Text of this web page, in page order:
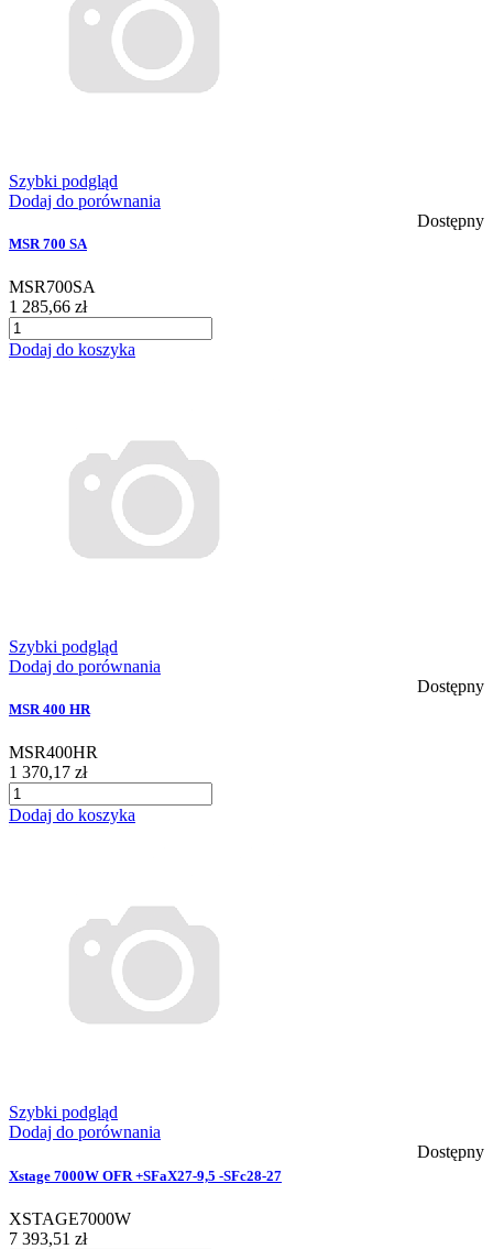
Szybki podgląd
Dodaj do porównania
Dostępny
MSR 700 SA
MSR700SA
1 285,66 zł
Dodaj do koszyka
Szybki podgląd
Dodaj do porównania
Dostępny
MSR 400 HR
MSR400HR
1 370,17 zł
Dodaj do koszyka
Szybki podgląd
Dodaj do porównania
Dostępny
Xstage 7000W OFR +SFaX27-9,5 -SFc28-27
XSTAGE7000W
7 393,51 zł